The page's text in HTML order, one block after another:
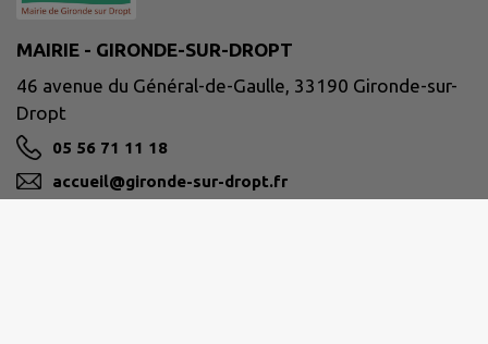
MAIRIE - GIRONDE-SUR-DROPT
46 avenue du Général-de-Gaulle, 33190 Gironde-sur-
Dropt
05 56 71 11 18
accueil@gironde-sur-dropt.fr